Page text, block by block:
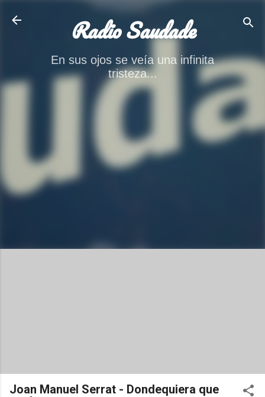
Radio Saudade
En sus ojos se veía una infinita
tristeza...
Joan Manuel Serrat - Dondequiera que